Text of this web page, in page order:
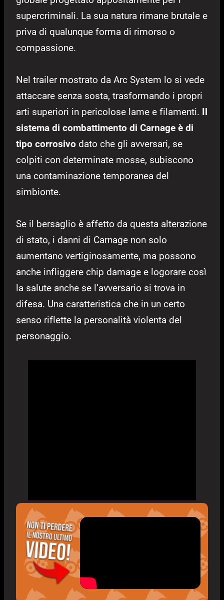
supercriminali. La sua natura rimane brutale e
priva di qualunque forma di rimorso o
compassione.
Nel trailer mostrato da Arc System lo si vede
attaccare senza sosta, trasformando i propri
arti superiori in pericolose lame e filamenti. Il
sistema di combattimento di Carnage è di
tipo corrosivo dato che gli avversari, se
colpiti con determinate mosse, subiscono
una contaminazione temporanea del
simbionte.
Se il bersaglio è affetto da questa alterazione
di stato, i danni di Carnage non solo
aumentano vertiginosamente, ma possono
anche infliggere chip damage e logorare così
la salute anche se l’avversario si trova in
difesa. Una caratteristica che in un certo
senso riflette la personalità violenta del
personaggio.